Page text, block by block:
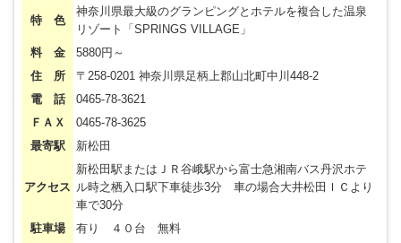
特 色
神奈川県最大級のグランピングとホテルを複合した温泉
リゾート「SPRINGS VILLAGE」
料 金
5880円～
住 所
〒258-0201 神奈川県足柄上郡山北町中川448-2
電 話
0465-78-3621
ＦＡＸ
0465-78-3625
最寄駅
新松田
アクセス
新松田駅またはＪＲ谷峨駅から富士急湘南バス丹沢ホテ
ル時之栖入口駅下車徒歩3分 車の場合大井松田ＩＣより
車で30分
駐車場
有り ４０台 無料